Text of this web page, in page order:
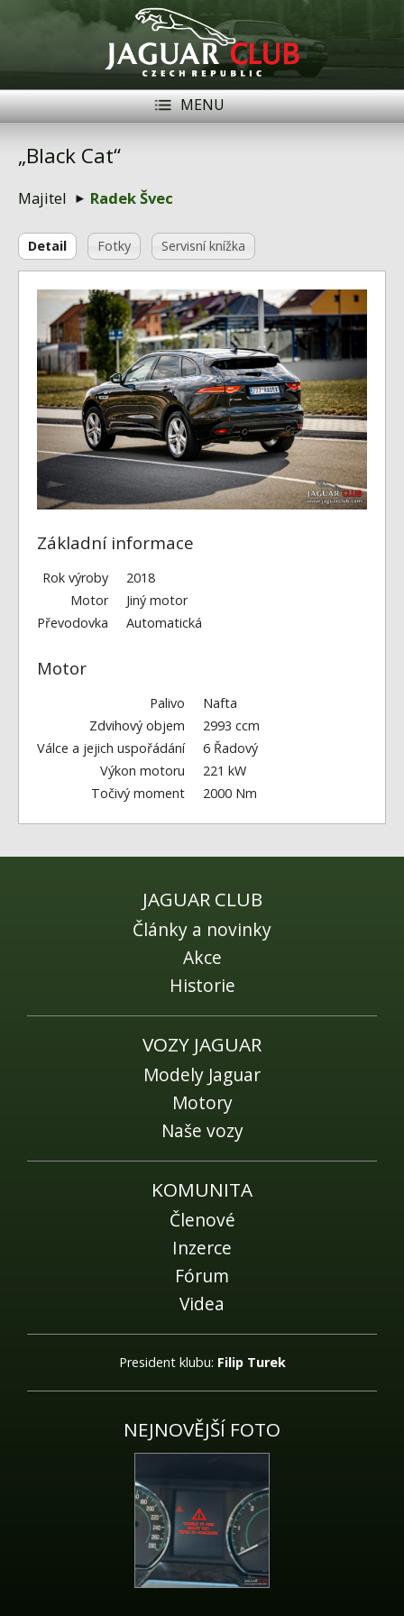
MENU
Členové
Naše vozy
Akce
Inzerce
Fórum
Videa
Kontakt
„Black Cat“
Majitel Radek Švec
Detail Fotky Servisní knížka
Základní informace
Rok výroby
2018
Motor
Jiný motor
Převodovka
Automatická
Motor
Palivo
Nafta
Zdvihový objem
2993 ccm
Válce a jejich uspořádání
6 Řadový
Výkon motoru
221 kW
Točivý moment
2000 Nm
JAGUAR CLUB
Články a novinky
Akce
Historie
VOZY JAGUAR
Modely Jaguar
Motory
Naše vozy
KOMUNITA
Členové
Inzerce
Fórum
Videa
President klubu: Filip Turek
NEJNOVĚJŠÍ FOTO